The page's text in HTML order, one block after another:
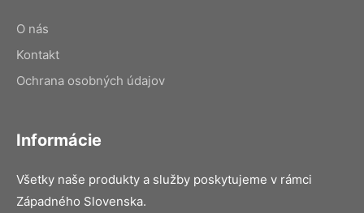
O nás
Kontakt
Ochrana osobných údajov
Informácie
Všetky naše produkty a služby poskytujeme v rámci
Západného Slovenska.